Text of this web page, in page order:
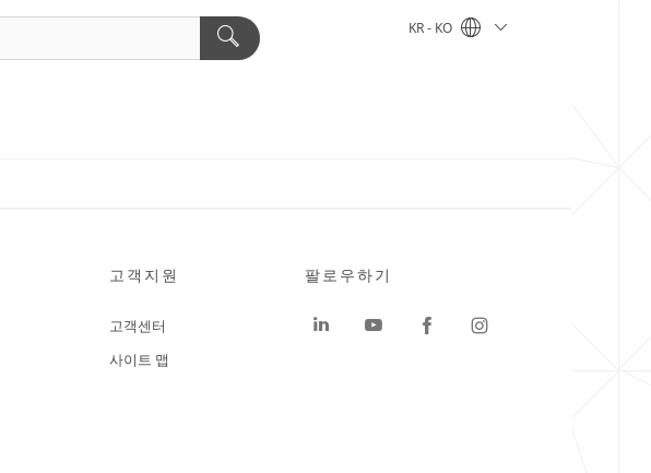
KR - KO
고객지원
고객센터
사이트 맵
팔로우하기